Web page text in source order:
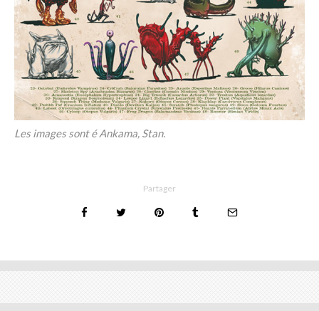
Les images sont é Ankama, Stan.
Partager